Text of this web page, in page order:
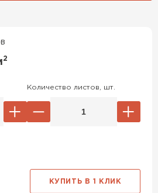
2
Количество листов, шт.
КУПИТЬ В 1 КЛИК
черепица